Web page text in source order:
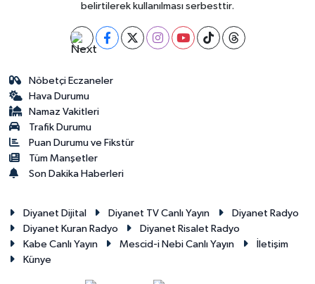
belirtilerek kullanılması serbesttir.
Nöbetçi Eczaneler
Hava Durumu
Namaz Vakitleri
Trafik Durumu
Puan Durumu ve Fikstür
Tüm Manşetler
Son Dakika Haberleri
Diyanet Dijital Diyanet TV Canlı Yayın
Diyanet Radyo
Diyanet Kuran Radyo
Diyanet Risalet Radyo
Kabe Canlı Yayın
Mescid-i Nebi Canlı Yayın
İletişim
Künye
Zonguldak Müftülüğü